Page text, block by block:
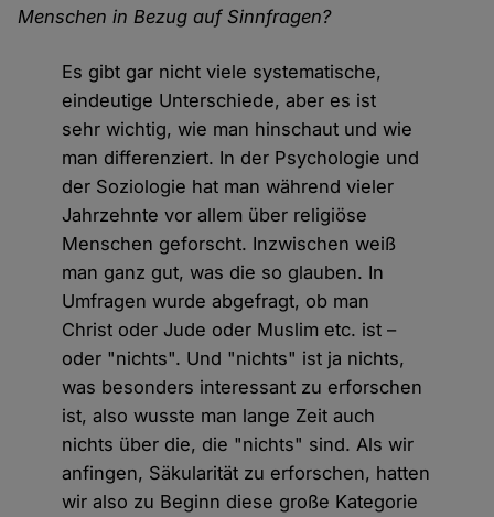
Menschen in Bezug auf Sinnfragen?
Es gibt gar nicht viele systematische,
eindeutige Unterschiede, aber es ist
sehr wichtig, wie man hinschaut und wie
man differenziert. In der Psychologie und
der Soziologie hat man während vieler
Jahrzehnte vor allem über religiöse
Menschen geforscht. Inzwischen weiß
man ganz gut, was die so glauben. In
Umfragen wurde abgefragt, ob man
Christ oder Jude oder Muslim etc. ist –
oder "nichts". Und "nichts" ist ja nichts,
was besonders interessant zu erforschen
ist, also wusste man lange Zeit auch
nichts über die, die "nichts" sind. Als wir
anfingen, Säkularität zu erforschen, hatten
wir also zu Beginn diese große Kategorie